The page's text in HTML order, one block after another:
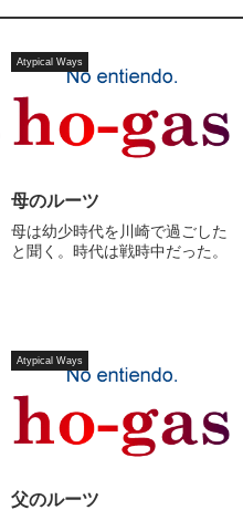
Atypical Ways
母のルーツ
母は幼少時代を川崎で過ごした
と聞く。時代は戦時中だった。
Atypical Ways
父のルーツ